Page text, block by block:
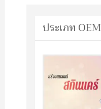
ประเภท OEM